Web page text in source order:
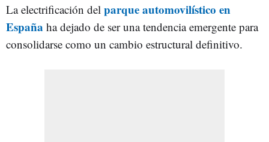
La electrificación del parque automovilístico en
España ha dejado de ser una tendencia emergente para
consolidarse como un cambio estructural definitivo.